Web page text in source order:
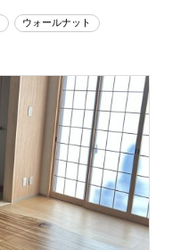
ウォールナット